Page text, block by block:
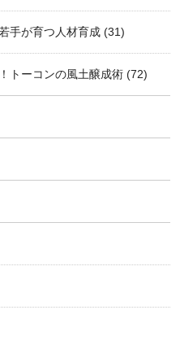
手が育つ人材育成 (31)
トーコンの風土醸成術 (72)